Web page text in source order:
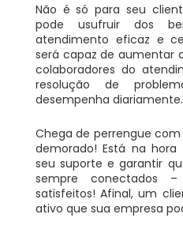
Não é só para seu
pode usufruir dos
atendimento eficaz e
será capaz de aumentar
colaboradores do
resolução de
desempenha diariamente.
Chega de perrengue
demorado! Está na
seu suporte e garantir
sempre conectados
satisfeitos! Afinal, um
ativo que sua empresa